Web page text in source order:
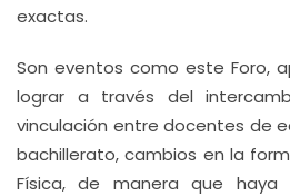
exactas.
Son eventos como este Foro,
lograr a través del
vinculación entre docentes de
bachillerato, cambios en la
Física, de manera que